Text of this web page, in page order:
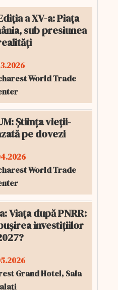
a XV-a: Piața
sub presiunea
World Trade
Știința vieții-
pe dovezi
World Trade
Viața după PNRR:
investițiilor
Grand Hotel, Sala